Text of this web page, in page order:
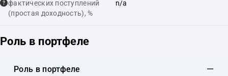
фактических поступлений
(простая доходность), %
n/a
Роль в портфеле
Роль в портфеле